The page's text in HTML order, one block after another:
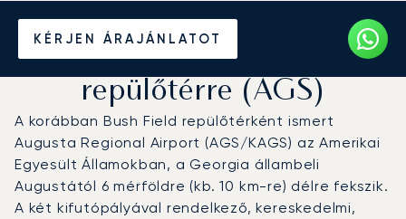
KÉRJEN ÁRAJÁNLATOT
Magánrepülőgép bérlése
az Augusta regionális
repülőtérre (AGS)
A korábban Bush Field repülőtérként ismert
Augusta Regional Airport (AGS/KAGS) az Amerikai
Egyesült Államokban, a Georgia állambeli
Augustától 6 mérföldre (kb. 10 km-re) délre fekszik.
A két kifutópályával rendelkező, kereskedelmi,